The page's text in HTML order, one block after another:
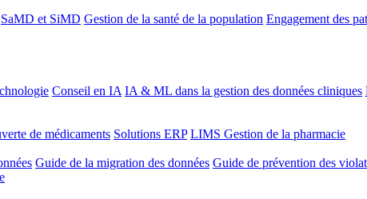
SaMD et SiMD Gestion de la santé de la population Engagement des
Conseil en IA IA & ML dans la gestion des données cliniques
de médicaments Solutions ERP LIMS Gestion de la pharmacie
Guide de la migration des données Guide de prévention des